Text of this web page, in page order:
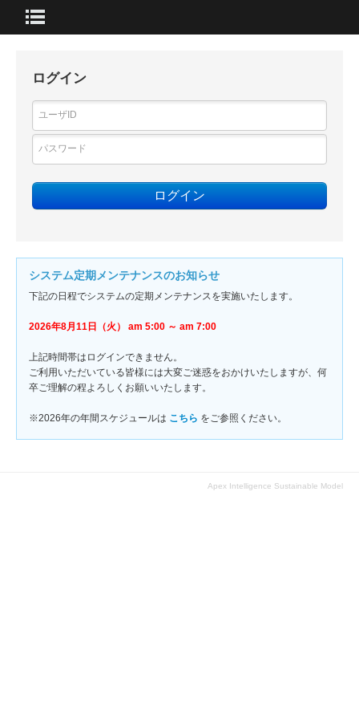
ログイン
ユーザID
パスワード
ログイン
システム定期メンテナンスのお知らせ
下記の日程でシステムの定期メンテナンスを実施いたします。
2026年8月11日（火） am 5:00 ～ am 7:00
上記時間帯はログインできません。
ご利用いただいている皆様には大変ご迷惑をおかけいたしますが、何
卒ご理解の程よろしくお願いいたします。
※2026年の年間スケジュールは こちら をご参照ください。
Apex Intelligence Sustainable Model